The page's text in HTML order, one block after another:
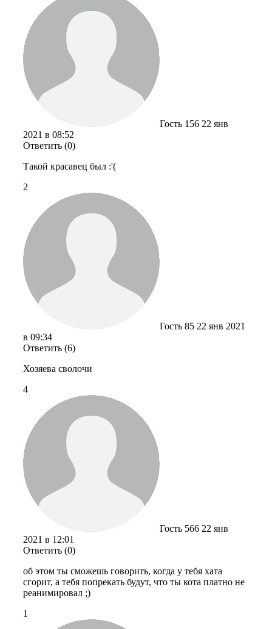
Гость 156 22 янв
2021 в 08:52
Ответить (0)
Такой красавец был :'(
2
Гость 85 22 янв 2021
в 09:34
Ответить (6)
Хозяева сволочи
4
Гость 566 22 янв
2021 в 12:01
Ответить (0)
об этом ты сможешь говорить, когда у тебя хата
сгорит, а тебя попрекать будут, что ты кота платно не
реанимировал ;)
1